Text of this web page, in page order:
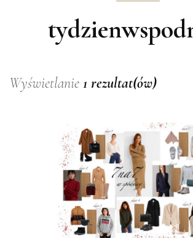
Wyświetlanie 1 rezultat(ów)